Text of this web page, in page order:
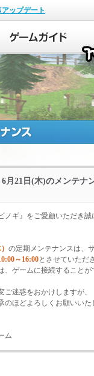
ップデート
6月21日(木)のメンテナ
ノギ』をご愛顧いただき
の定期メンテナンスは、
～16:00とさせていただ
、ゲームに接続することが
ご迷惑をおかけしますが、
のほどよろしくお願いいた
ム